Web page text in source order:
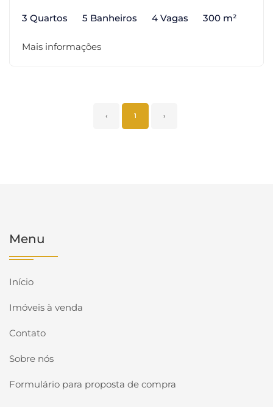
3 Quartos 5 Banheiros 4 Vagas 300 m²
Mais informações
‹ 1 ›
Menu
Início
Imóveis à venda
Contato
Sobre nós
Formulário para proposta de compra